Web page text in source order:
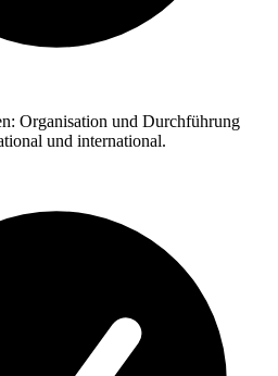
Organisation und Durchführung
und international.